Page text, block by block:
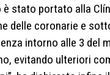
è stato portato alla
delle coronarie e
intorno alle 3 del
evitando ulteriori